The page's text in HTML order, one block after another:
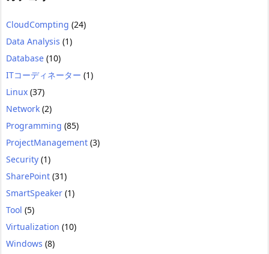
CloudCompting (24)
Data Analysis (1)
Database (10)
ITコーディネーター (1)
Linux (37)
Network (2)
Programming (85)
ProjectManagement (3)
Security (1)
SharePoint (31)
SmartSpeaker (1)
Tool (5)
Virtualization (10)
Windows (8)